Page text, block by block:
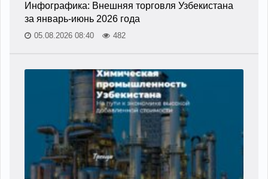
Инфографика: Внешняя торговля Узбекистана
за январь-июнь 2026 года
05.08.2026 08:40 482